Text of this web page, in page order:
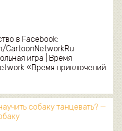
в Facebook:
CartoonNetworkRu
игра | Время
«Время приключений: